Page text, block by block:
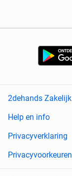
2dehands Zakelijk
Help en info
Privacyverklaring
Privacyvoorkeuren